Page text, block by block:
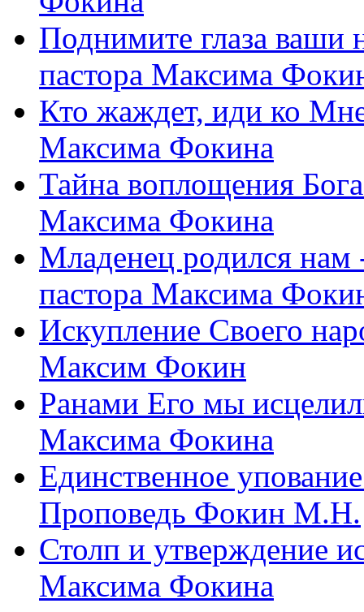
Поднимите глаза ваши
пастора Максима
Кто жаждет, иди ко
Максима Фокина
Тайна воплощения
Максима Фокина
Младенец родился
пастора Максима
Искупление Своего
Максим Фокин
Ранами Его мы
Максима Фокина
Единственное
Проповедь Фокин М.Н.
Столп и утверждение
Максима Фокина